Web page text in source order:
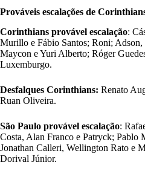
Prováveis escalações de
Corinthians provável escalação:
Murillo e Fábio Santos; Roni; Adson,
Maycon e Yuri Alberto; Róger
Luxemburgo.
Desfalques Corinthians: Renato
Ruan Oliveira.
São Paulo provável escalação:
Costa, Alan Franco e Patryck; Pablo
Jonathan Calleri, Wellington Rato e
Dorival Júnior.